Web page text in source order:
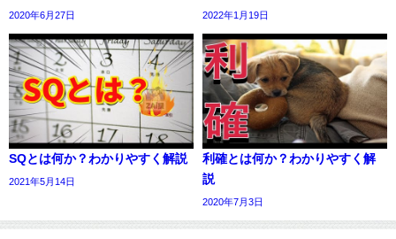
2020年6月27日 2022年1月19日
SQとは何か？わかりやすく解説
2021年5月14日
利確とは何か？わかりやすく解
説
2020年7月3日